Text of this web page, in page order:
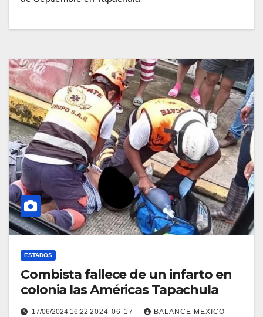
ESTADOS
Combista fallece de un infarto en
colonia las Américas Tapachula
17/06/2024 16:22 2024-06-17 BALANCE MEXICO